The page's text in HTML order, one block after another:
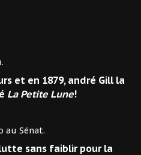
et en 1879, andré Gill la
La Petite Lune!
sans faiblir pour la